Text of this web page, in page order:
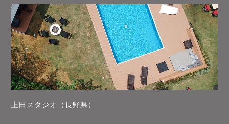
上田スタジオ（長野県）